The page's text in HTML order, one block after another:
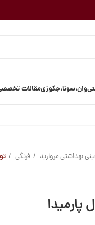
وان،سونا،جکوزیمقالات
بهداشتی مروارید فرنگی